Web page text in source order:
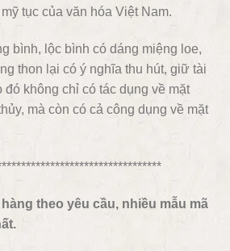
tục của văn hóa Việt Nam.
bình, lộc bình có dáng miệng loe,
thon lại có ý nghĩa thu hút, giữ tài
đó không chỉ có tác dụng về mặt
mà còn có cả công dụng về mặt
theo yêu cầu, nhiều mẫu mã